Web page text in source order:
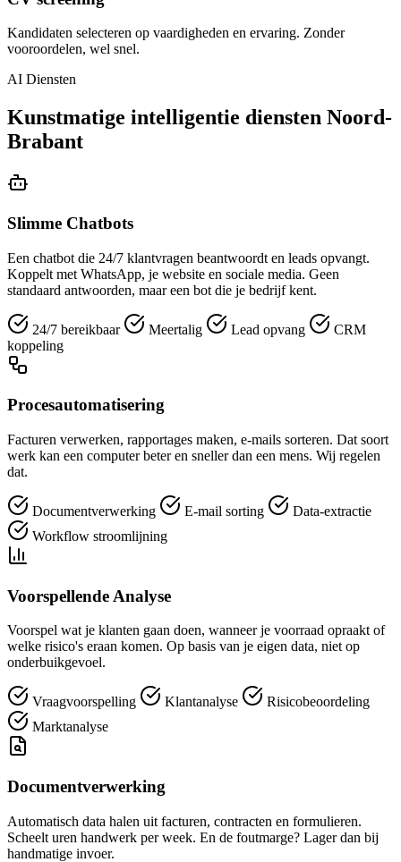
Kandidaten selecteren op vaardigheden en ervaring. Zonder
vooroordelen, wel snel.
AI Diensten
Kunstmatige intelligentie diensten Noord-
Brabant
Slimme Chatbots
Een chatbot die 24/7 klantvragen beantwoordt en leads opvangt.
Koppelt met WhatsApp, je website en sociale media. Geen
standaard antwoorden, maar een bot die je bedrijf kent.
24/7 bereikbaar Meertalig Lead opvang
CRM
koppeling
Procesautomatisering
Facturen verwerken, rapportages maken, e-mails sorteren. Dat soort
werk kan een computer beter en sneller dan een mens. Wij regelen
dat.
Documentverwerking E-mail sorting
Data-extractie
Workflow stroomlijning
Voorspellende Analyse
Voorspel wat je klanten gaan doen, wanneer je voorraad opraakt of
welke risico's eraan komen. Op basis van je eigen data, niet op
onderbuikgevoel.
Vraagvoorspelling Klantanalyse
Risicobeoordeling
Marktanalyse
Documentverwerking
Automatisch data halen uit facturen, contracten en formulieren.
Scheelt uren handwerk per week. En de foutmarge? Lager dan bij
handmatige invoer.